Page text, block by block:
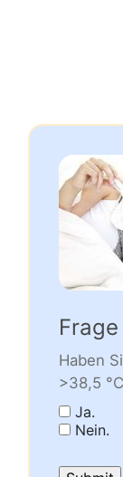
Haben
>38,5
Ja.
Nein.